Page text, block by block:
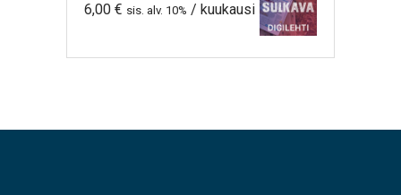
6,00 € sis. alv. 10% / kuukausi